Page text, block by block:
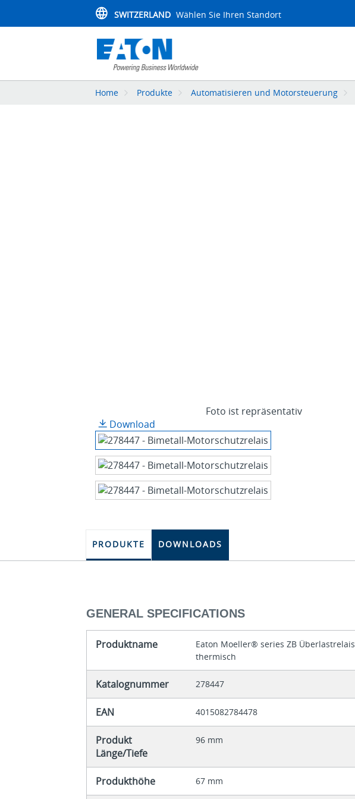
SWITZERLAND Wählen Sie Ihren Standort
Home Produkte Automatisieren und Motorsteuerung
Foto ist repräsentativ
Download
PRODUKTE DOWNLOADS
GENERAL SPECIFICATIONS
Produktname
Eaton Moeller® series ZB Überlastrelais
thermisch
Katalognummer 278447
EAN 4015082784478
Produkt
Länge/Tiefe
96 mm
Produkthöhe 67 mm